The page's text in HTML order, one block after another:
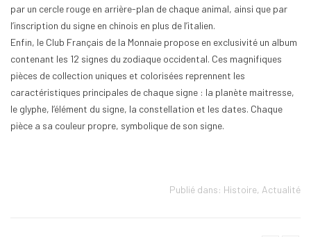
par un cercle rouge en arrière-plan de chaque animal, ainsi que par
l’inscription du signe en chinois en plus de l’italien.
Enfin, le Club Français de la Monnaie propose en exclusivité un album
contenant les 12 signes du zodiaque occidental. Ces magnifiques
pièces de collection uniques et colorisées reprennent les
caractéristiques principales de chaque signe : la planète maitresse,
le glyphe, l’élément du signe, la constellation et les dates. Chaque
pièce a sa couleur propre, symbolique de son signe.
Publié dans: Histoire, Actualité